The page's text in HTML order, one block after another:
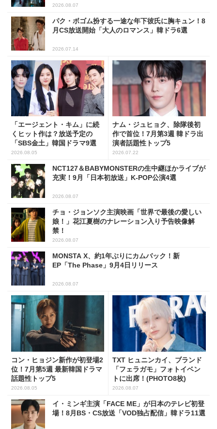
2026.08.07
パク・ボゴム扮する一途な年下彼氏に胸キュン！8
月CS放送開始「大人のロマンス」韓ドラ6選
2026.07.14
「エージェント・キム」に続
くヒット作は？放送予定の
「SBS金土」韓国ドラマ9選
2026.08.05
ナム・ジュヒョク、除隊後初
作で首位！7月第3週 韓ドラ出
演者話題性トップ5
2026.07.22
NCT127＆BABYMONSTERの生中継ほかライブが
充実！9月「日本初放送」K-POP公演4選
2026.08.07
チョ・ジョンソク主演映画「世界で最後の愛しい
娘！」花江夏樹のナレーション入り予告映像解
禁！
2026.08.07
MONSTA X、約1年ぶりにカムバック！新
EP「The Phase」9月4日リリース
2026.08.07
コン・ヒョジン新作が初登場2
位！7月第5週 最新韓国ドラマ
話題性トップ5
2026.08.05
TXT ヒュニンカイ、ブランド
「フェラガモ」フォトイベン
トに出席！(PHOTO8枚)
2026.08.07
イ・ミンギ主演「FACE ME」が日本のテレビ初登
場！8月BS・CS放送「VOD独占配信」韓ドラ11選